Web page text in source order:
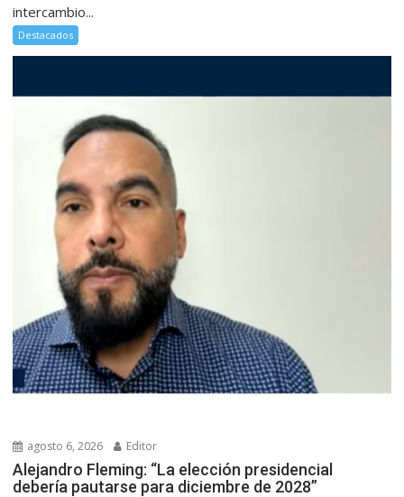
intercambio...
Destacados
agosto 6, 2026 Editor
Alejandro Fleming: “La elección presidencial
debería pautarse para diciembre de 2028”